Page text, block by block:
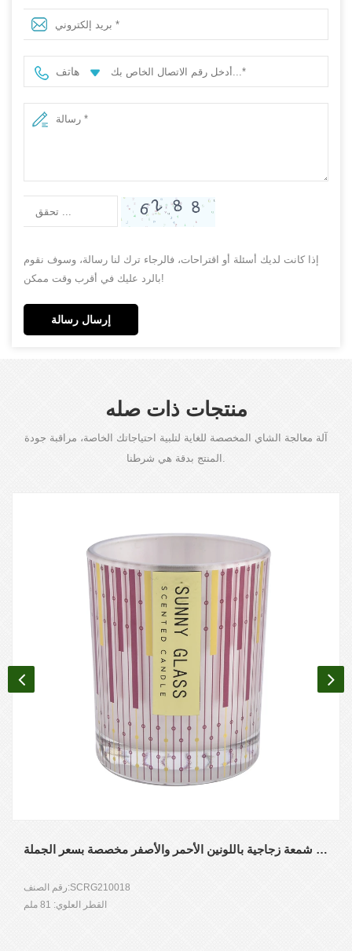
صندوق التعبئة والتغليف
هاتف
إذا كانت لديك أسئلة أو اقتراحات، فالرجاء ترك لنا رسالة، وسوف نقوم
بالرد عليك في أقرب وقت ممكن!
إرسال رسالة
منتجات ذات صله
آلة معالجة الشاي المخصصة للغاية لتلبية احتياجاتك الخاصة، مراقبة جودة
المنتج بدقة هي شرطنا.
جرة شمعة زجاجية باللونين الأحمر والأصفر مخصصة بسعر الجملة
رقم الصنف:SCRG210018
القطر العلوي: 81 ملم